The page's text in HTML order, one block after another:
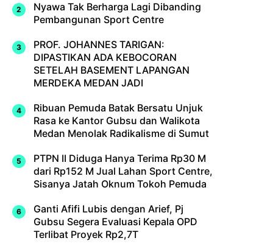
Nyawa Tak Berharga Lagi Dibanding
Pembangunan Sport Centre
PROF. JOHANNES TARIGAN:
DIPASTIKAN ADA KEBOCORAN
SETELAH BASEMENT LAPANGAN
MERDEKA MEDAN JADI
Ribuan Pemuda Batak Bersatu Unjuk
Rasa ke Kantor Gubsu dan Walikota
Medan Menolak Radikalisme di Sumut
PTPN II Diduga Hanya Terima Rp30 M
dari Rp152 M Jual Lahan Sport Centre,
Sisanya Jatah Oknum Tokoh Pemuda
Ganti Afifi Lubis dengan Arief, Pj
Gubsu Segera Evaluasi Kepala OPD
Terlibat Proyek Rp2,7T